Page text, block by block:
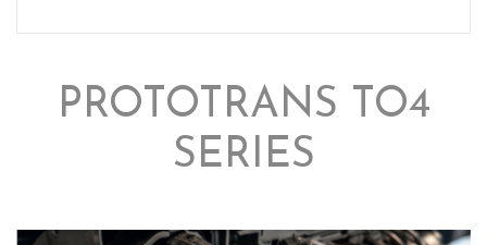
PROTOTRANS TO4
SERIES